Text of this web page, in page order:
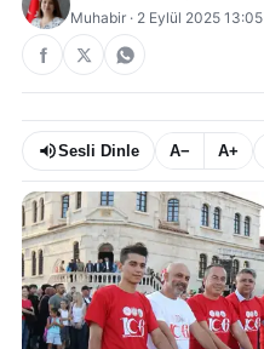
Muhabir · 2 Eylül 2025 13:05
Sesli Dinle A− A+